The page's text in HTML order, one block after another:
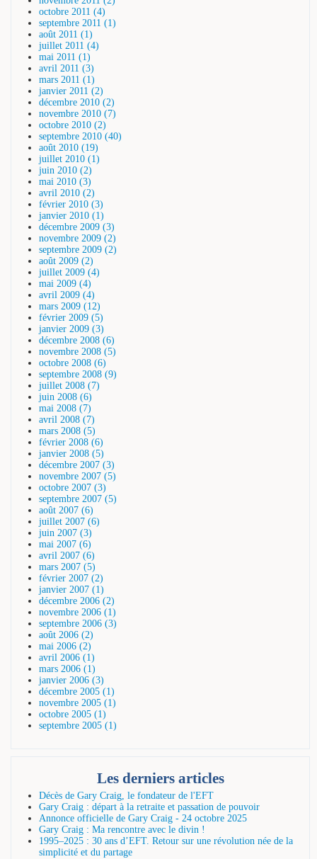
octobre 2011 (4)
septembre 2011 (1)
août 2011 (1)
juillet 2011 (4)
mai 2011 (1)
avril 2011 (3)
mars 2011 (1)
janvier 2011 (2)
décembre 2010 (2)
novembre 2010 (7)
octobre 2010 (2)
septembre 2010 (40)
août 2010 (19)
juillet 2010 (1)
juin 2010 (2)
mai 2010 (3)
avril 2010 (2)
février 2010 (3)
janvier 2010 (1)
décembre 2009 (3)
novembre 2009 (2)
septembre 2009 (2)
août 2009 (2)
juillet 2009 (4)
mai 2009 (4)
avril 2009 (4)
mars 2009 (12)
février 2009 (5)
janvier 2009 (3)
décembre 2008 (6)
novembre 2008 (5)
octobre 2008 (6)
septembre 2008 (9)
juillet 2008 (7)
juin 2008 (6)
mai 2008 (7)
avril 2008 (7)
mars 2008 (5)
février 2008 (6)
janvier 2008 (5)
décembre 2007 (3)
novembre 2007 (5)
octobre 2007 (3)
septembre 2007 (5)
août 2007 (6)
juillet 2007 (6)
juin 2007 (3)
mai 2007 (6)
avril 2007 (6)
mars 2007 (5)
février 2007 (2)
janvier 2007 (1)
décembre 2006 (2)
novembre 2006 (1)
septembre 2006 (3)
août 2006 (2)
mai 2006 (2)
avril 2006 (1)
mars 2006 (1)
janvier 2006 (3)
décembre 2005 (1)
novembre 2005 (1)
octobre 2005 (1)
septembre 2005 (1)
Les derniers articles
Décès de Gary Craig, le fondateur de l'EFT
Gary Craig : départ à la retraite et passation de pouvoir
Annonce officielle de Gary Craig - 24 octobre 2025
Gary Craig : Ma rencontre avec le divin !
1995–2025 : 30 ans d’EFT. Retour sur une révolution née de la
simplicité et du partage